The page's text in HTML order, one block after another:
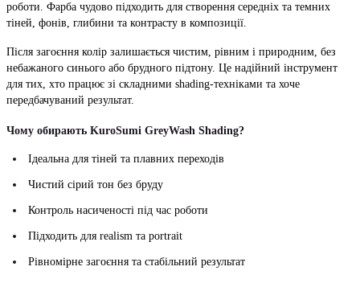
роботи. Фарба чудово підходить для створення середніх та темних
тіней, фонів, глибини та контрасту в композиції.
Після загоєння колір залишається чистим, рівним і природним, без
небажаного синього або брудного підтону. Це надійний інструмент
для тих, хто працює зі складними shading-техніками та хоче
передбачуваний результат.
Чому обирають KuroSumi GreyWash Shading?
Ідеальна для тіней та плавних переходів
Чистий сірий тон без бруду
Контроль насиченості під час роботи
Підходить для realism та portrait
Рівномірне загоєння та стабільний результат